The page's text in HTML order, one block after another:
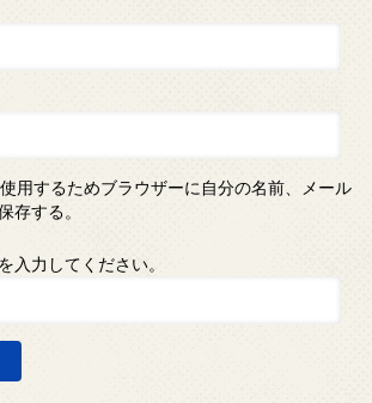
用するためブラウザーに自分の名前、メール
存する。
入力してください。